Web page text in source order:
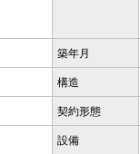
築年月
構造
契約形態
設備